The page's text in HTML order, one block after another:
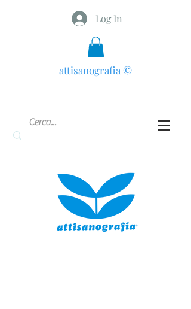
Log In
attisanografia ©